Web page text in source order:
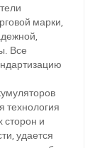
марки,
Все
технология
сторон и
удается